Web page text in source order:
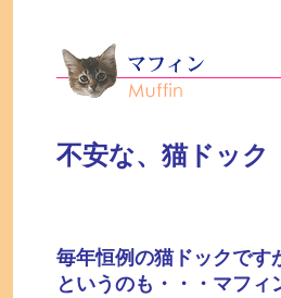
不安な、猫ドック
毎年恒例の猫ドックです
というのも・・・マフィ